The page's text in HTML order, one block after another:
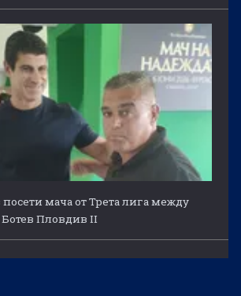
мача от Трета лига между
Пловдив II